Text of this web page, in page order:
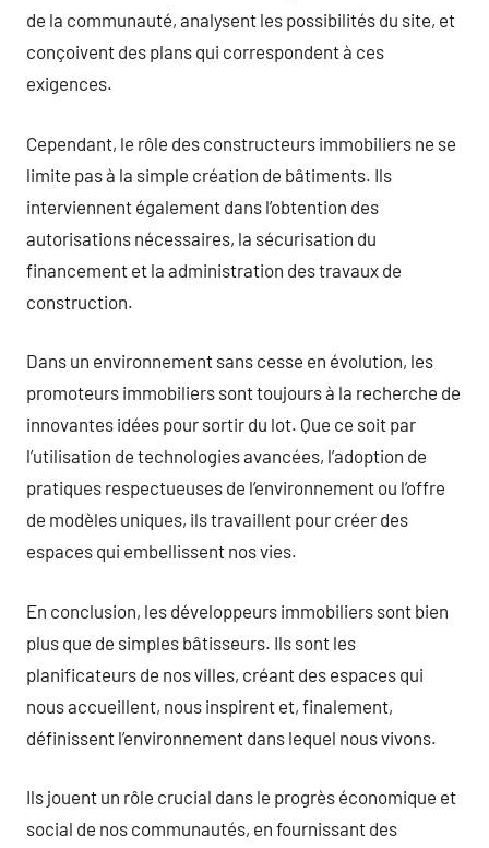
de la communauté, analysent les possibilités du site, et
conçoivent des plans qui correspondent à ces
exigences.
Cependant, le rôle des constructeurs immobiliers ne se
limite pas à la simple création de bâtiments. Ils
interviennent également dans l’obtention des
autorisations nécessaires, la sécurisation du
financement et la administration des travaux de
construction.
Dans un environnement sans cesse en évolution, les
promoteurs immobiliers sont toujours à la recherche de
innovantes idées pour sortir du lot. Que ce soit par
l’utilisation de technologies avancées, l’adoption de
pratiques respectueuses de l’environnement ou l’offre
de modèles uniques, ils travaillent pour créer des
espaces qui embellissent nos vies.
En conclusion, les développeurs immobiliers sont bien
plus que de simples bâtisseurs. Ils sont les
planificateurs de nos villes, créant des espaces qui
nous accueillent, nous inspirent et, finalement,
définissent l’environnement dans lequel nous vivons.
Ils jouent un rôle crucial dans le progrès économique et
social de nos communautés, en fournissant des